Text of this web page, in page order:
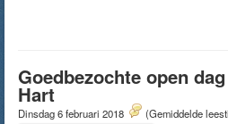
Goedbezochte open
Hart
Dinsdag 6 februari 2018 (Gemiddelde